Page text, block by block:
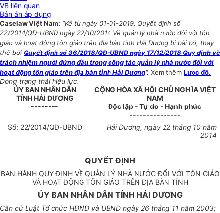
VB liên quan
Bản án áp dụng
Caselaw Việt Nam: “Kể từ ngày 01-01-2019, Quyết định số
22/2014/QĐ-UBND ngày 22/10/2014 Về quản lý nhà nước đối với tôn
giáo và hoạt động tôn giáo trên địa bàn tỉnh Hải Dương bị bãi bỏ, thay
thế bởi Quyết định số 36/2018/QĐ-UBND ngày 17/12/2018 Quy định về
trách nhiệm người đứng đầu trong công tác quản lý nhà nước đối với
hoạt động tôn giáo trên địa bàn tỉnh Hải Dương”. Xem thêm Lược đồ.
Dòng trạng thái hiệu lực.
ỦY BAN NHÂN DÂN
TỈNH HẢI DƯƠNG
--------
CỘNG HÒA XÃ HỘI CHỦ NGHĨA VIỆT
NAM
Độc lập - Tự do - Hạnh phúc
---------------
Số: 22/2014/QÐ-UBND
Hải Dương, ngày 22 tháng 10 năm
2014
QUYẾT ĐỊNH
BAN HÀNH QUY ĐỊNH VỀ QUẢN LÝ NHÀ NƯỚC ĐỐI VỚI TÔN GIÁO
VÀ HOẠT ĐỘNG TÔN GIÁO TRÊN ĐỊA BÀN TỈNH
ỦY BAN NHÂN DÂN TỈNH HẢI DƯƠNG
Căn cứ Luật Tổ chức HĐND và UBND ngày 26 tháng 11 năm 2003;